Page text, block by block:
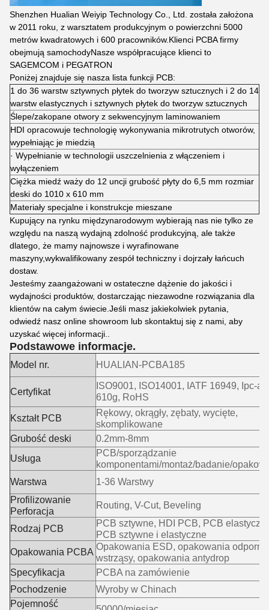
Shenzhen Hualian Weiyip Technology Co., Ltd. została założona
w 2011 roku, z warsztatem produkcyjnym o powierzchni 5000
metrów kwadratowych i 600 pracowników.Klienci PCBA firmy
obejmują samochodyNasze współpracujące klienci to
SAGEMCOM i PEGATRON
Poniżej znajduje się nasza lista funkcji PCB:
1 do 36 warstw sztywnych płytek do tworzyw sztucznych i 2 do 14
warstw elastycznych i sztywnych płytek do tworzyw sztucznych
Ślepe/zakopane otwory z sekwencyjnym laminowaniem
HDI opracowuje technologię wykonywania mikrotrutych otworów,
wypełniając je miedzią
· Wypełnianie w technologii uszczelnienia z włączeniem i
wyłączeniem
Ciężka miedź waży do 12 uncji grubość płyty do 6,5 mm rozmiar
deski do 1010 x 610 mm
Materiały specjalne i konstrukcje mieszane
Kupujący na rynku międzynarodowym wybierają nas nie tylko ze
względu na naszą wydajną zdolność produkcyjną, ale także
dlatego, że mamy najnowsze i wyrafinowane
maszyny,wykwalifikowany zespół techniczny i dojrzały łańcuch
dostaw.
Jesteśmy zaangażowani w ostateczne dążenie do jakości i
wydajności produktów, dostarczając niezawodne rozwiązania dla
klientów na całym świecie.Jeśli masz jakiekolwiek pytania,
odwiedź nasz online showroom lub skontaktuj się z nami, aby
uzyskać więcej informacji..
Podstawowe informacje.
Model nr. HUALIAN-PCBA185
Certyfikat
ISO9001, ISO14001, IATF 16949, Ipc-a-
610g, RoHS
Kształt PCB
Rękowy, okrągły, zębaty, wycięte,
skomplikowane
Grubość deski
0.2mm-8mm
Usługa
PCB/sporządzanie
komponentami/montaż/badanie/
Warstwa
1-36 Warstwy
Profilizowanie
Perforacja
Routing, V-Cut, Beveling
Rodzaj PCB
PCB sztywne, HDI PCB, PCB
PCB sztywne i elastyczne
Opakowania PCBA Opakowania ESD, opakowania
wstrząsy, opakowania antydrop
Specyfikacja
PCBA na zamówienie
Pochodzenie
Wyroby w Chinach
Pojemność